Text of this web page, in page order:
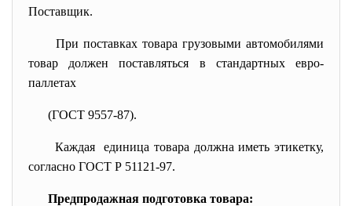
Поставщик.
При поставках товара грузовыми автомобилями
товар должен поставляться в стандартных евро-
паллетах
(ГОСТ 9557-87).
Каждая единица товара должна иметь этикетку,
согласно ГОСТ Р 51121-97.
Предпродажная подготовка товара: